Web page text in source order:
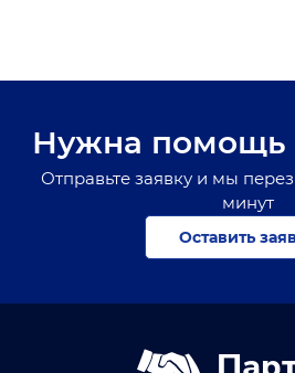
Нужна помощь
Отправьте заявку и мы
минут
Оставить